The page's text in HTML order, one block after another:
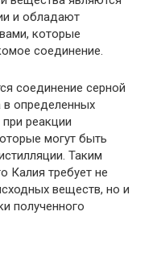
и обладают
которые
соединение.
соединение серной
в определенных
реакции
могут быть
Таким
Калия требует не
веществ, но и
полученного